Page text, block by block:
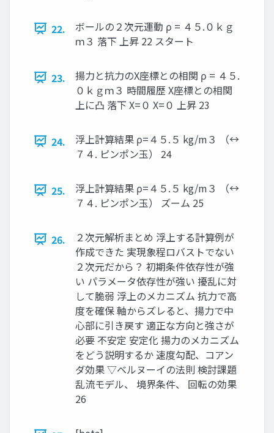
22.
ボールの２次元運動 ρ = ４５.０ｋｇ
ｍ３ 落下 上昇 22 スタート
23.
揚力と抗力のX座標との相関 ρ = ４５.
０ｋｇｍ３ 時間履歴 X座標との相関
上に凸 落下 X=０ X=０ 上昇 23
24.
浮上計算結果 ρ=４５.５ kg/m３ （↔
７４. ピンポン玉） 24
25.
浮上計算結果 ρ=４５.５ kg/m３ （↔
７４. ピンポン玉） ズーム 25
26.
２次元解析まとめ 浮上する計算例が
作成できた 実現象程ロバストでない
２次元だから？ 初期条件依存性が強
い パラメータ依存性が強い 擾乱に対
して脆弱 浮上のメカニズム 抗力で高
度を確保 軸からズレると、揚力で中
心部に引き戻す 適正な方向と強さが
必要 不安定 安定化 揚力のメカニズム
をどう説明するか 速度勾配、コアン
ダ効果 ▽ベルヌーイの法則 検討課題
乱流モデル、 境界条件、 回転の効果
26